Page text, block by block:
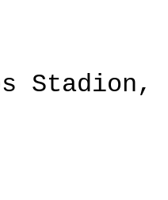
Stadion,